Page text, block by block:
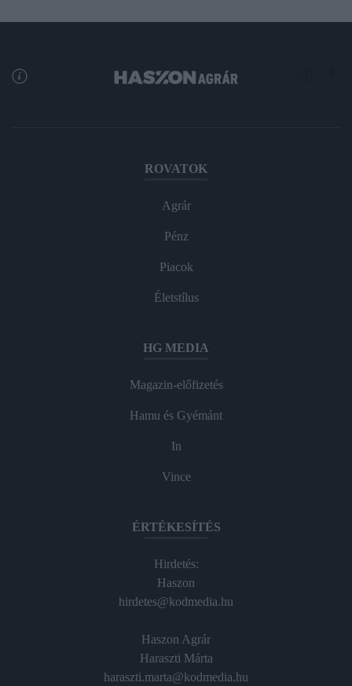
ROVATOK
Agrár
Pénz
Piacok
Életstílus
HG MEDIA
Magazin-előfizetés
Hamu és Gyémánt
In
Vince
ÉRTÉKESÍTÉS
Hirdetés:
Haszon
hirdetes@kodmedia.hu
Haszon Agrár
Haraszti Márta
haraszti.marta@kodmedia.hu